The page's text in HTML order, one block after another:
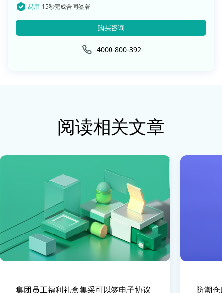
易用 15秒完成合同签署
购买咨询
4000-800-392
阅读相关文章
集团员工福利礼盒集采可以签电子协议 防潮